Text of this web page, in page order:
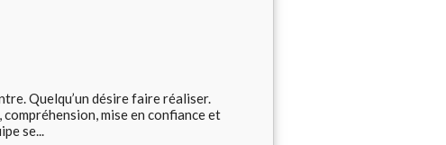
Quelqu’un désire faire réaliser.
compréhension, mise en confiance et
se...